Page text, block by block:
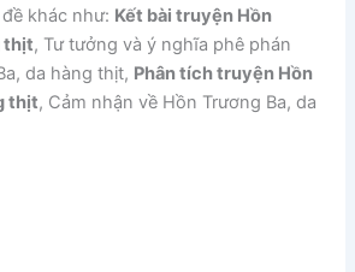
khác như: Kết bài truyện Hồn
thịt, Tư tưởng và ý nghĩa phê phán
da hàng thịt, Phân tích truyện Hồn
thịt, Cảm nhận về Hồn Trương Ba, da